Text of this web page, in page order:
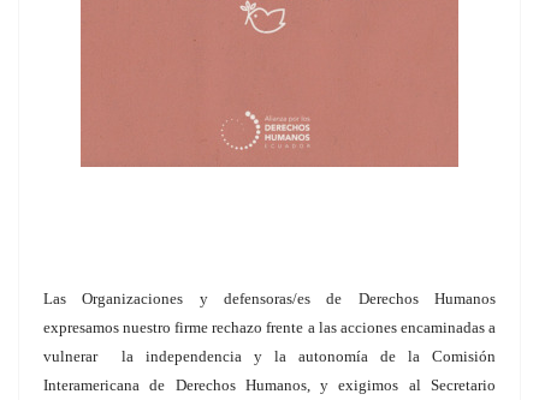
Las Organizaciones y defensoras/es de Derechos Humanos
expresamos nuestro firme rechazo frente a las acciones encaminadas a
vulnerar la independencia y la autonomía de la Comisión
Interamericana de Derechos Humanos, y exigimos al Secretario